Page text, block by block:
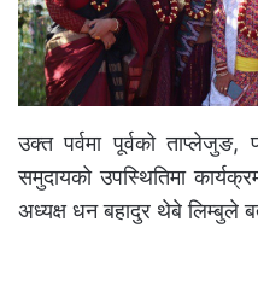
उक्त पर्वमा पूर्वको
समुदायको उपस्थितिमा
अध्यक्ष धन बहादुर थेबे लिम्बुले